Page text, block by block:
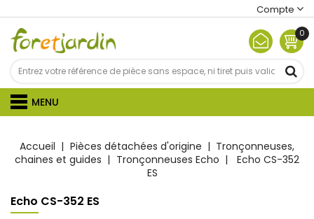
Compte
0
MENU
Accueil Pièces détachées d'origine
Tronçonneuses,
chaines et guides
Tronçonneuses Echo
Echo CS-352
ES
Echo CS-352 ES